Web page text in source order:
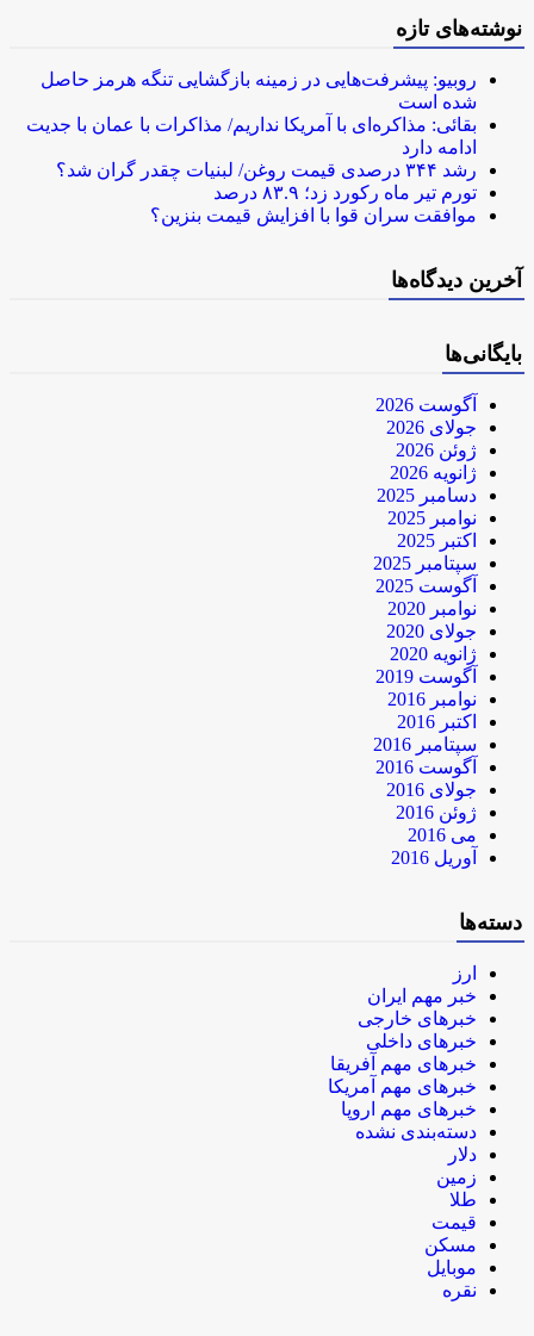
نوشته‌های تازه
روبیو: پیشرفت‌هایی در زمینه بازگشایی تنگه هرمز حاصل
شده است
بقائی: مذاکره‌ای با آمریکا نداریم/ مذاکرات با عمان با جدیت
ادامه دارد
رشد ۳۴۴ درصدی قیمت روغن/ لبنیات چقدر گران شد؟
تورم تیر ماه رکورد زد؛ ۸۳.۹ درصد
موافقت سران قوا با افزایش قیمت بنزین؟
آخرین دیدگاه‌ها
بایگانی‌ها
آگوست 2026
جولای 2026
ژوئن 2026
ژانویه 2026
دسامبر 2025
نوامبر 2025
اکتبر 2025
سپتامبر 2025
آگوست 2025
نوامبر 2020
جولای 2020
ژانویه 2020
آگوست 2019
نوامبر 2016
اکتبر 2016
سپتامبر 2016
آگوست 2016
جولای 2016
ژوئن 2016
می 2016
آوریل 2016
دسته‌ها
ارز
خبر مهم ایران
خبرهای خارجی
خبرهای داخلی
خبرهای مهم آفریقا
خبرهای مهم آمریکا
خبرهای مهم اروپا
دسته‌بندی نشده
دلار
زمین
طلا
قیمت
مسکن
موبایل
نقره